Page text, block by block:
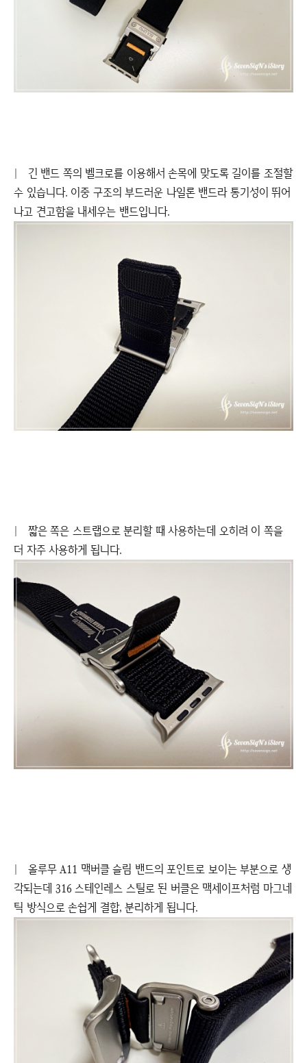
긴 밴드 쪽의 벨크로를 이용해서 손목에 맞도록 길이를 조절할
수 있습니다. 이중 구조의 부드러운 나일론 밴드라 통기성이 뛰어
나고 견고함을 내세우는 밴드입니다.
짧은 쪽은 스트랩으로 분리할 때 사용하는데 오히려 이 쪽을
더 자주 사용하게 됩니다.
올루무 A11 맥버클 슬림 밴드의 포인트로 보이는 부분으로 생
각되는데 316 스테인레스 스틸로 된 버클은 맥세이프처럼 마그네
틱 방식으로 손쉽게 결합, 분리하게 됩니다.